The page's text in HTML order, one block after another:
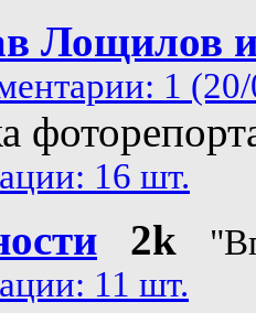
Лощилов
1
16 шт.
2k
11 шт.